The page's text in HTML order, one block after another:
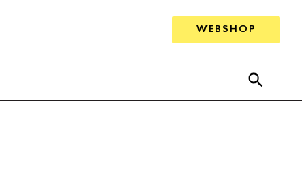
WEBSHOP